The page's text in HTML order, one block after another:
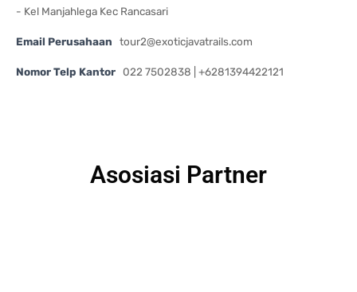
- Kel Manjahlega Kec Rancasari
Email Perusahaan tour2@exoticjavatrails.com
Nomor Telp Kantor 022 7502838 | +6281394422121
Asosiasi Partner